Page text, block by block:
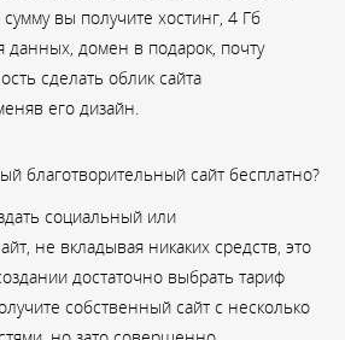
вы получите хостинг, 4 Гб
данных, домен в подарок, почту
сделать облик сайта
его дизайн.
благотворительный сайт бесплатно?
социальный или
не вкладывая никаких средств, это
достаточно выбрать тариф
собственный сайт с несколько